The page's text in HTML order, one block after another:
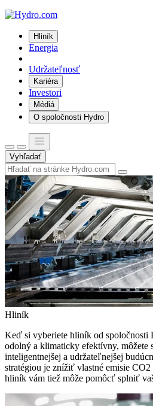
Hliník
Energia
Udržateľnosť
Kariéra
Investori
Médiá
O spoločnosti Hydro
Vyhľadať
Hliník
Keď si vyberiete hliník od
odolný a klimaticky efektívny, môžete
inteligentnejšej a udržateľnejšej
stratégiou je znížiť vlastné emisie
hliník vám tiež môže pomôcť splniť